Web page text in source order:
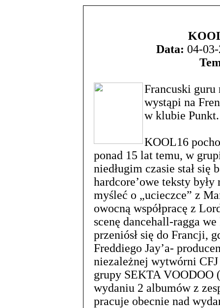
Data: 04-
Francuski
wystąpi na
w klubie Punkt.
KOOL16
ponad 15 lat temu, w
niedługim czasie stał się
hardcore’owe teksty były
myśleć o „ucieczce” z
owocną współpracę z
scenę dancehall-ragga
przeniósł się do Francji,
Freddiego Jay’a-
niezależnej wytwórni CFJ
grupy SEKTA VOODOO
wydaniu 2 albumów z
pracuje obecnie nad